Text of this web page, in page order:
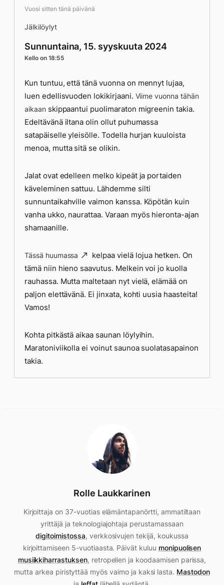
Vuosi sitten tänä päivänä
Jälkilöylyt
Sunnuntaina, 15. syyskuuta 2024
Kello on 18:55
Kun tuntuu, että tänä vuonna on mennyt lujaa,
luen edellisvuoden lokikirjaani. Viime vuonna tähän
aikaanskippaantui puolimaraton migreenin takia.
Edeltävänä iltana olin ollut puhumassa
satapäiselle yleisölle. Todella hurjan kuuloista
menoa, mutta sitä se olikin.
Jalat ovat edelleen melko kipeät ja portaiden
käveleminen sattuu. Lähdemme silti
sunnuntaikahville vaimon kanssa. Köpötän kuin
vanha ukko, naurattaa. Varaan myös hieronta-ajan
shamaanille.
Tässä huumassa
kelpaa vielä lojua hetken. On
tämä niin hieno saavutus. Melkein voi jo kuolla
rauhassa. Mutta maltetaan nyt vielä, elämää on
paljon elettävänä. Ei jinxata, kohti uusia haasteita!
Vamos!
Kohta pitkästä aikaa saunan löylyihin.
Maratoniviikolla ei voinut saunoa suolatasapainon
takia.
Rolle Laukkarinen
Kirjoittaja on 37-vuotias elämäntapanörtti, ammatiltaan
yrittäjä ja teknologiajohtaja perustamassaan
digitoimistossa, verkkosivujen tekijä, koukussa
kirjoittamiseen 5-vuotiaasta. Päivät kuluu monipuolisen
musiikkiharrastuksen, retropelien ja koodaamisen parissa,
mutta arkea piristyttää myös vaimo ja kaksi lasta. Mastodon